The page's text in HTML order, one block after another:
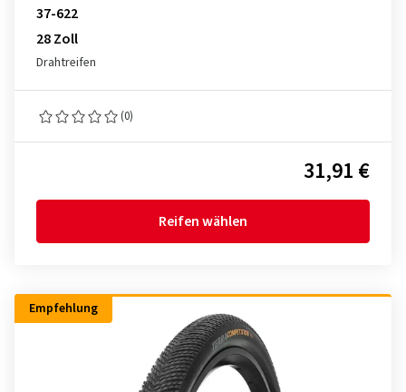
37-622
28 Zoll
Drahtreifen
(0)
31,91 €
Reifen wählen
Empfehlung